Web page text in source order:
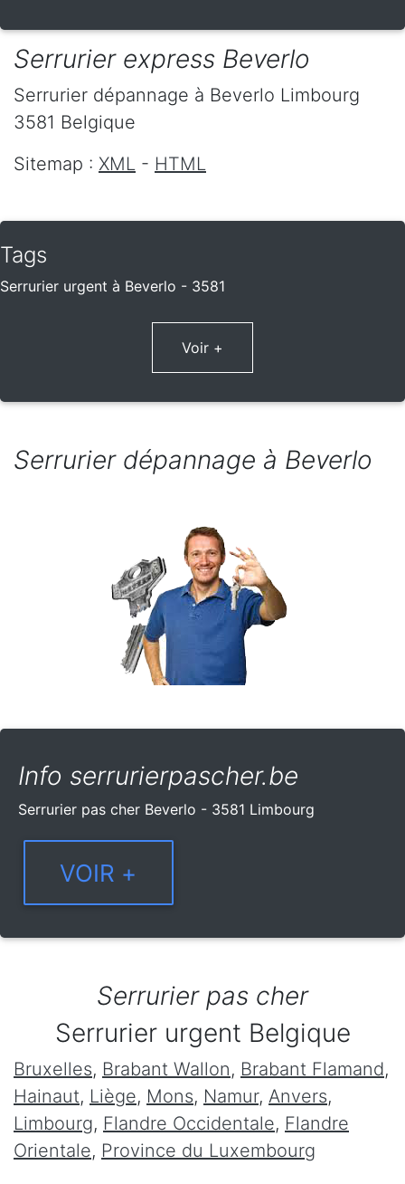
Serrurier express Beverlo
Serrurier dépannage à Beverlo Limbourg
3581 Belgique
Sitemap : XML - HTML
Tags
Serrurier urgent à Beverlo - 3581
Voir +
Serrurier dépannage à Beverlo
Info serrurierpascher.be
Serrurier pas cher Beverlo - 3581 Limbourg
Serrurier pas cher
Serrurier urgent Belgique
Bruxelles, Brabant Wallon, Brabant Flamand,
Hainaut, Liège, Mons, Namur, Anvers,
Limbourg, Flandre Occidentale, Flandre
Orientale, Province du Luxembourg